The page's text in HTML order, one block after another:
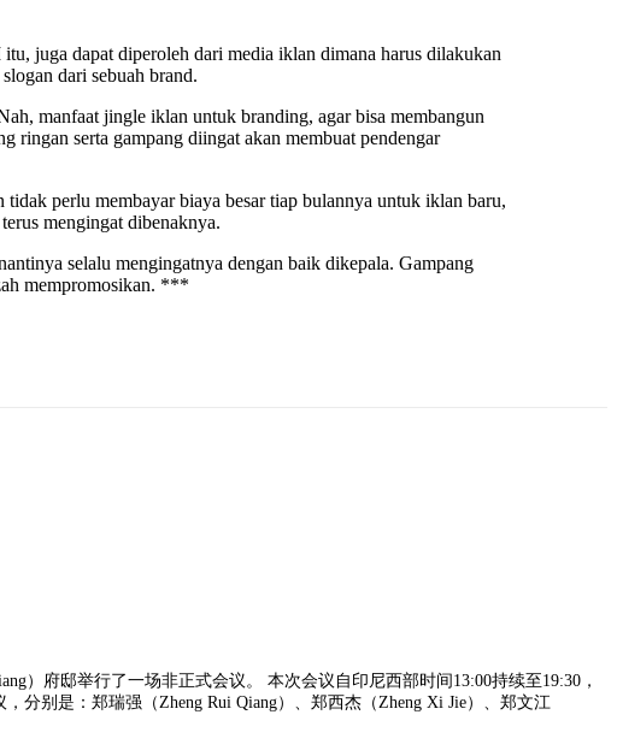
juga dapat diperoleh dari media iklan dimana harus dilakukan
dari sebuah brand.
manfaat jingle iklan untuk branding, agar bisa membangun
ringan serta gampang diingat akan membuat pendengar
perlu membayar biaya besar tiap bulannya untuk iklan baru,
mengingat dibenaknya.
selalu mengingatnya dengan baik dikepala. Gampang
mempromosikan. ***
）府邸举行了一场非正式会议。 本次会议自印尼西部时间13:00持续至19:30，
别是：郑瑞强（Zheng Rui Qiang）、郑西杰（Zheng Xi Jie）、郑文江